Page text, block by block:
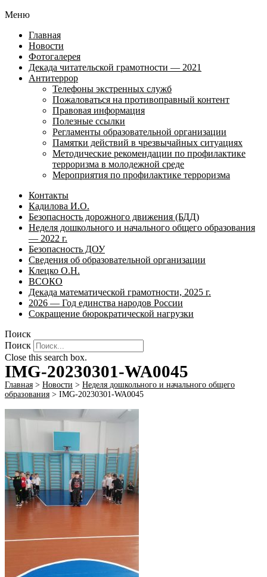
Меню
Главная
Новости
Фотогалерея
Декада читательской грамотности — 2021
Антитеррор
Телефоны экстренных служб
Пожаловаться на противоправный контент
Правовая информация
Полезные ссылки
Регламенты образовательной организации
Памятки действий в чрезвычайных ситуациях
Методические рекомендации по профилактике
терроризма в молодежной среде
Мероприятия по профилактике терроризма
Контакты
Кадилова И.О.
Безопасность дорожного движения (БДД)
Неделя дошкольного и начального общего образования
— 2022 г.
Безопасность ДОУ
Сведения об образовательной организации
Клецко О.Н.
ВСОКО
Декада математической грамотности, 2025 г.
2026 — Год единства народов России
Сокращение бюрократической нагрузки
Поиск
Поиск
Close this search box.
IMG-20230301-WA0045
Главная > Новости > Неделя дошкольного и начального общего
образования > IMG-20230301-WA0045